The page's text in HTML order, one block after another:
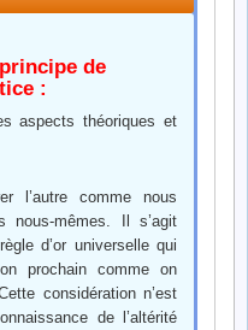
de
:
aspects théoriques et
l’autre comme nous
nous-mêmes. Il s’agit
d’or universelle qui
prochain comme on
considération n’est
de l’altérité